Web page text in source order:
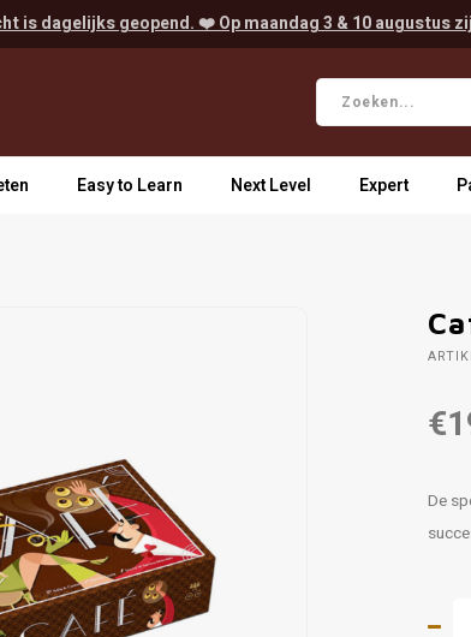
is dagelijks geopend. ❤️ Op maandag 3 & 10 augustus
Easy to Learn Next Level Expert
De